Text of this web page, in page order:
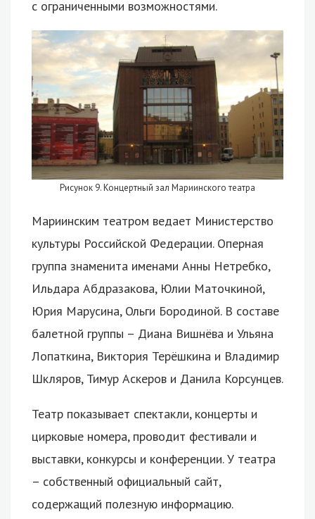
с ограниченными возможностями.
Рисунок 9. Концертный зал Мариинского театра
Мариинским театром ведает Министерство
культуры Российской Федерации. Оперная
группа знаменита именами Анны Нетребко,
Ильдара Абдразакова, Юлии Маточкиной,
Юрия Марусина, Ольги Бородиной. В составе
балетной группы – Диана Вишнёва и Ульяна
Лопаткина, Виктория Терёшкина и Владимир
Шкляров, Тимур Аскеров и Данила Корсунцев.
Театр показывает спектакли, концерты и
цирковые номера, проводит фестивали и
выставки, конкурсы и конференции. У театра
– собственный официальный сайт,
содержащий полезную информацию.